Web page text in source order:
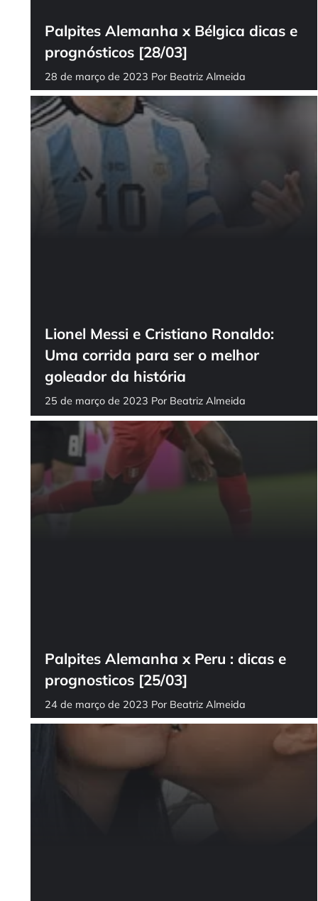
Palpites Alemanha x Bélgica dicas e
prognósticos [28/03]
28 de março de 2023 Por Beatriz Almeida
Lionel Messi e Cristiano Ronaldo:
Uma corrida para ser o melhor
goleador da história
25 de março de 2023 Por Beatriz Almeida
Palpites Alemanha x Peru : dicas e
prognosticos [25/03]
24 de março de 2023 Por Beatriz Almeida